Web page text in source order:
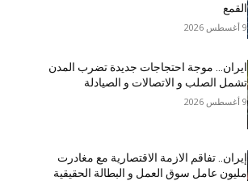
القمع
9 أغسطس 2026
ایران… موجة احتجاجات جديدة تضرب المدن
تشمل الصلب و الاتصالات و الصیادلة
9 أغسطس 2026
إيران.. تفاقم الازمة الاقتصاریة مع مغادرت
مليون عامل سوق العمل و البطالة الحقيقية